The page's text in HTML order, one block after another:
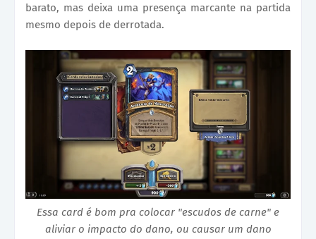
barato, mas deixa uma presença marcante na partida
mesmo depois de derrotada.
Essa card é bom pra colocar "escudos de carne" e
aliviar o impacto do dano, ou causar um dano